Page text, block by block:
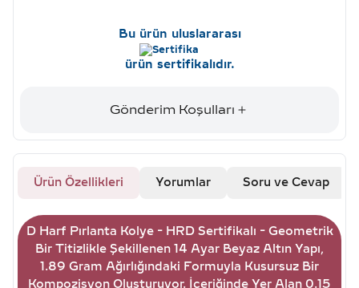
Bu ürün uluslararası
ürün sertifikalıdır.
Gönderim Koşulları
Ürün Özellikleri Yorumlar Soru ve Cevap
D Harf Pırlanta Kolye - HRD Sertifikalı - Geometrik
Bir Titizlikle Şekillenen 14 Ayar Beyaz Altın Yapı,
1.89 Gram Ağırlığındaki Formuyla Kusursuz Bir
Kompozisyon Oluşturuyor. İçeriğinde Yer Alan 0.15